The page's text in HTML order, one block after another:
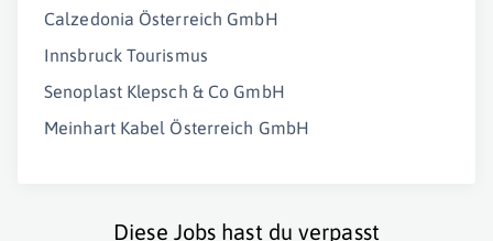
Calzedonia Österreich GmbH
Innsbruck Tourismus
Senoplast Klepsch & Co GmbH
Meinhart Kabel Österreich GmbH
Diese Jobs hast du verpasst